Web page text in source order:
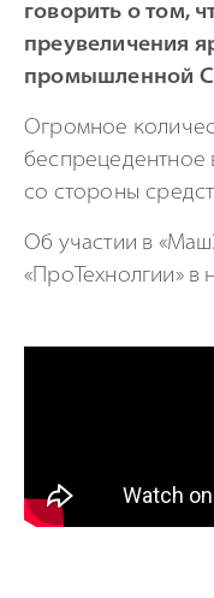
говорить о том,
преувеличения
промышленной
Огромное
беспрецедентное
со стороны
Об участии в
«ПроТехнолгии» в